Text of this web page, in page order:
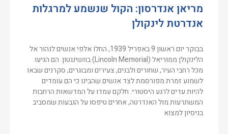
מריאן אנדרסון: הקול שנשמע למרגלות
אנדרטת לינקולן
בבוקר יום ראשון 9 באפריל 1939, החלו אלפי אנשים לנהור אל
הלינקולן ממוריאל (Lincoln Memorial) בוושינגטון. הם הגיעו
מכל רחבי העיר, שחורים ולבנים, צעירים ומבוגרים, סקרנים שבאו
לשמוע זמרת מפורסמת לצד אנשים שהבינו כי הם עומדים
להיות עדים לרגע היסטורי. חלקם עמדו על המדשאות הרחבות
המשתרעות מול האנדרטה, אחרים טיפסו על הגבעות שמסביב
בניסיון למצוא